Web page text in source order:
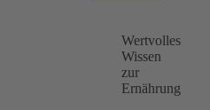
Wertvolles
Wissen
zur
Ernährung